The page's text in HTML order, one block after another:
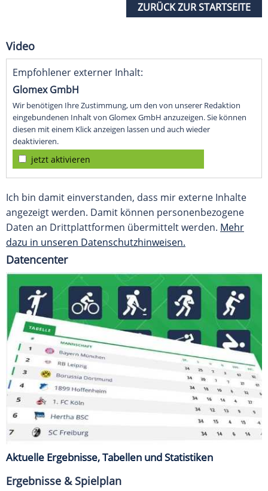
ZURÜCK ZUR STARTSEITE
Video
Empfohlener externer Inhalt:
Glomex GmbH
Wir benötigen Ihre Zustimmung, um den von unserer Redaktion
eingebundenen Inhalt von Glomex GmbH anzuzeigen. Sie können
diesen mit einem Klick anzeigen lassen und auch wieder
deaktivieren.
jetzt aktivieren
Ich bin damit einverstanden, dass mir externe Inhalte
angezeigt werden. Damit können personenbezogene
Daten an Drittplattformen übermittelt werden. Mehr
dazu in unseren Datenschutzhinweisen.
Datencenter
Aktuelle Ergebnisse, Tabellen und Statistiken
Ergebnisse & Spielplan